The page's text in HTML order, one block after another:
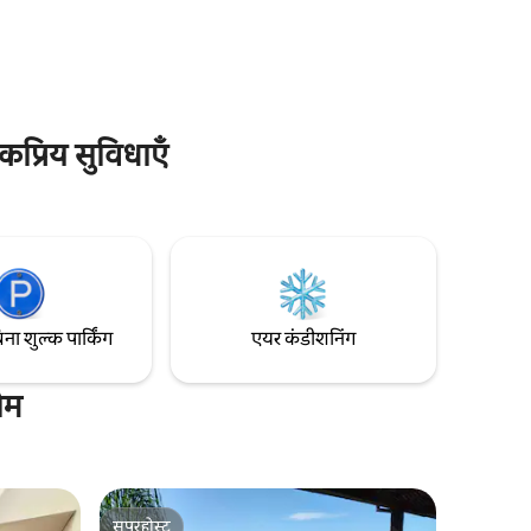
सुविधाएँ
शुल्क पार्किंग एयर कंडीशनिंग
सुपरहोस्ट